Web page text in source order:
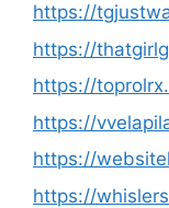
https://
https://
https://
https://
https://
https://